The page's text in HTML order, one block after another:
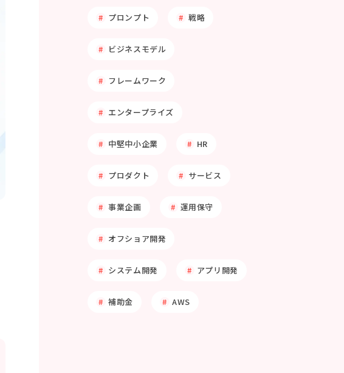
プロンプト 戦略
ビジネスモデル
フレームワーク
エンタープライズ
中堅中小企業 HR
プロダクト サービス
事業企画 運用保守
オフショア開発
システム開発 アプリ開発
補助金 AWS